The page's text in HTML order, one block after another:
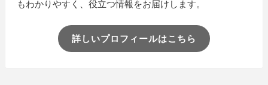
もわかりやすく、役立つ情報をお届けします。
詳しいプロフィールはこちら